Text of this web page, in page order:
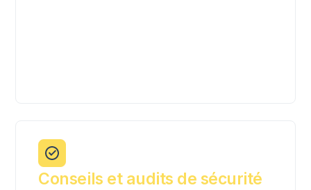
Conseils et audits de sécurité